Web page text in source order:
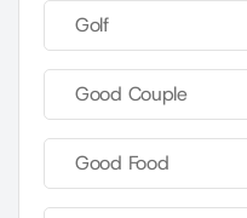
Golf
Good Couple
Good Food